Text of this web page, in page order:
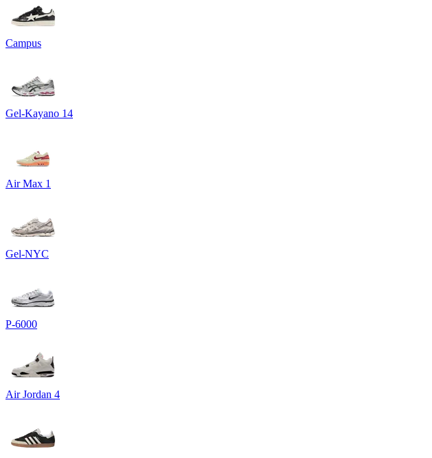
Campus
Gel-Kayano 14
Air Max 1
Gel-NYC
P-6000
Air Jordan 4